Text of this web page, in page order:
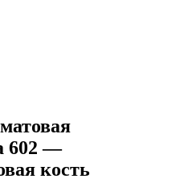
602 —
кость